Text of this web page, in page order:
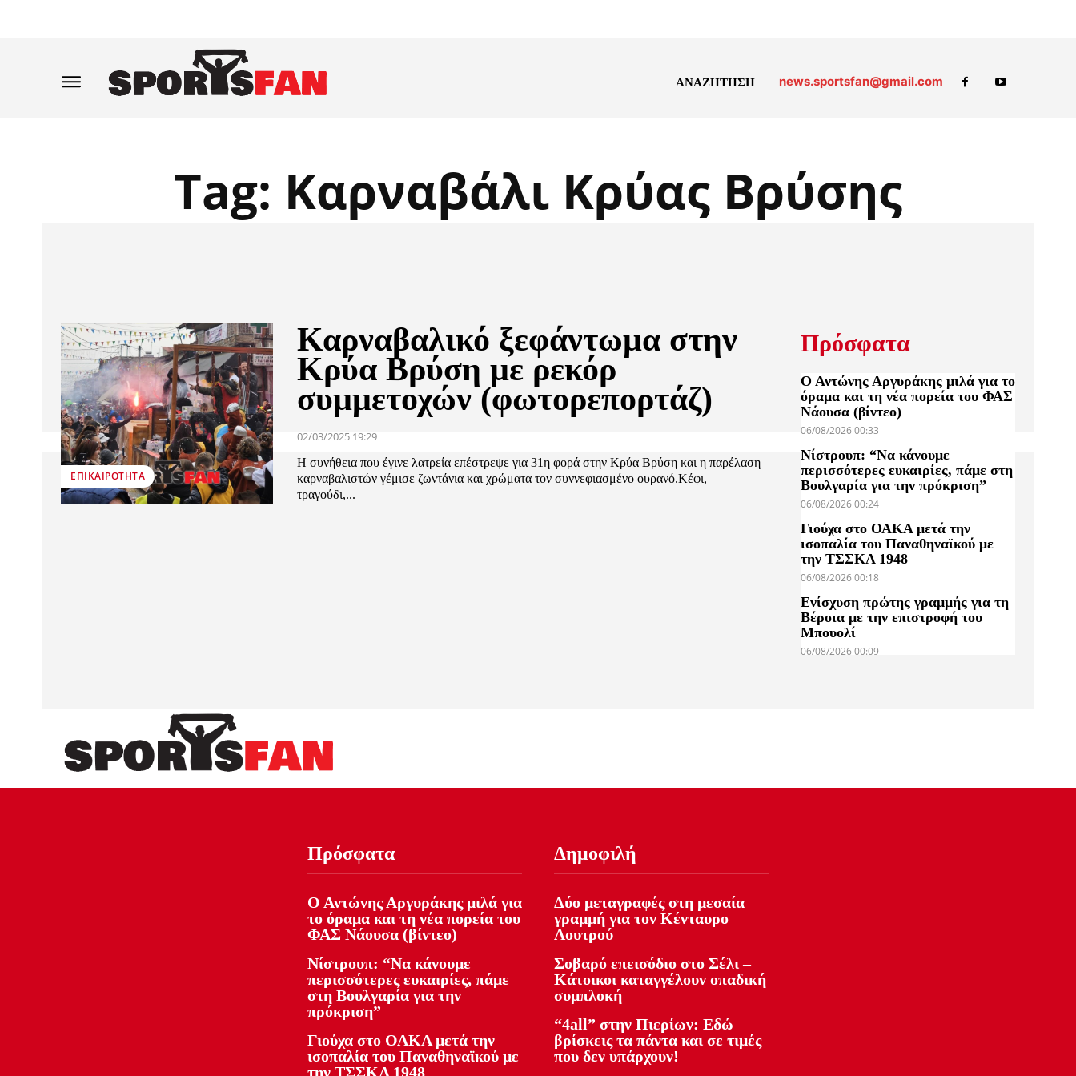
ΑΝΑΖΗΤΗΣΗ news.sportsfan@gmail.com
Tag: Καρναβάλι Κρύας Βρύσης
ΕΠΙΚΑΙΡΌΤΗΤΑ
Καρναβαλικό ξεφάντωμα στην
Κρύα Βρύση με ρεκόρ
συμμετοχών (φωτορεπορτάζ)
02/03/2025 19:29
Η συνήθεια που έγινε λατρεία επέστρεψε για 31η φορά στην Κρύα Βρύση και η παρέλαση
καρναβαλιστών γέμισε ζωντάνια και χρώματα τον συννεφιασμένο ουρανό.Κέφι,
τραγούδι,...
Πρόσφατα
Ο Αντώνης Αργυράκης μιλά για το
όραμα και τη νέα πορεία του ΦΑΣ
Νάουσα (βίντεο)
06/08/2026 00:33
Νίστρουπ: “Να κάνουμε
περισσότερες ευκαιρίες, πάμε στη
Βουλγαρία για την πρόκριση”
06/08/2026 00:24
Γιούχα στο ΟΑΚΑ μετά την
ισοπαλία του Παναθηναϊκού με
την ΤΣΣΚΑ 1948
06/08/2026 00:18
Ενίσχυση πρώτης γραμμής για τη
Βέροια με την επιστροφή του
Μπουολί
06/08/2026 00:09
Πρόσφατα
Ο Αντώνης Αργυράκης μιλά για
το όραμα και τη νέα πορεία του
ΦΑΣ Νάουσα (βίντεο)
Νίστρουπ: “Να κάνουμε
περισσότερες ευκαιρίες, πάμε
στη Βουλγαρία για την
πρόκριση”
Γιούχα στο ΟΑΚΑ μετά την
ισοπαλία του Παναθηναϊκού με
την ΤΣΣΚΑ 1948
Δημοφιλή
Δύο μεταγραφές στη μεσαία
γραμμή για τον Κένταυρο
Λουτρού
Σοβαρό επεισόδιο στο Σέλι –
Κάτοικοι καταγγέλουν οπαδική
συμπλοκή
“4all” στην Πιερίων: Εδώ
βρίσκεις τα πάντα και σε τιμές
που δεν υπάρχουν!